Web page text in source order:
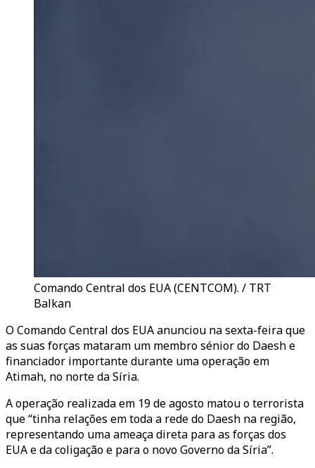
Comando Central dos EUA (CENTCOM). / TRT
Balkan
O Comando Central dos EUA anunciou na sexta-feira que
as suas forças mataram um membro sénior do Daesh e
financiador importante durante uma operação em
Atimah, no norte da Síria.
A operação realizada em 19 de agosto matou o terrorista
que “tinha relações em toda a rede do Daesh na região,
representando uma ameaça direta para as forças dos
EUA e da coligação e para o novo Governo da Síria”.